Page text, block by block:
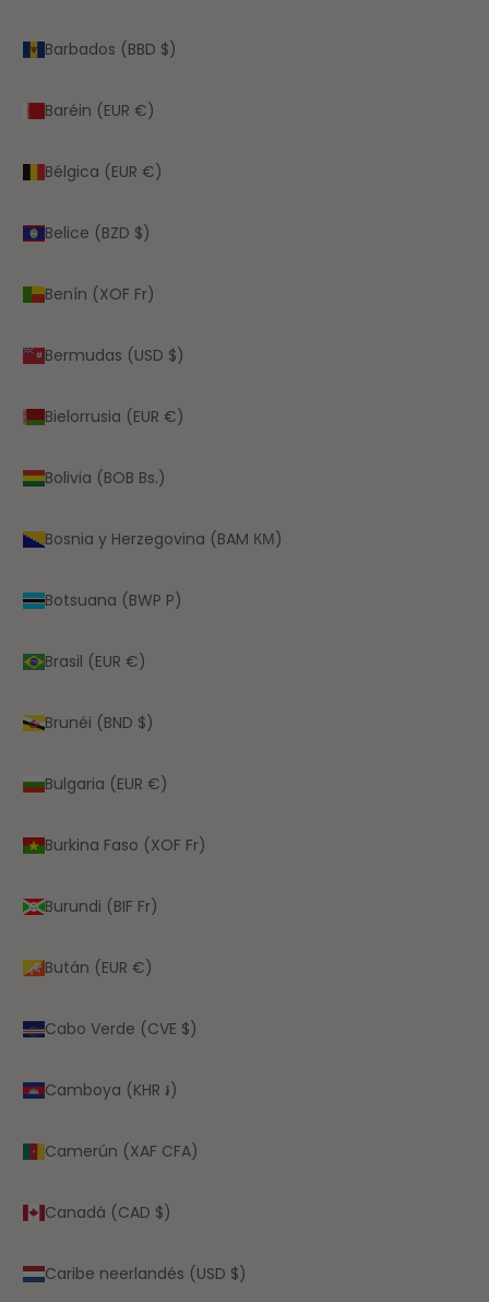
Barbados (BBD $)
Baréin (EUR €)
Bélgica (EUR €)
Belice (BZD $)
Benín (XOF Fr)
Bermudas (USD $)
Bielorrusia (EUR €)
Bolivia (BOB Bs.)
Bosnia y Herzegovina (BAM КМ)
Botsuana (BWP P)
Brasil (EUR €)
Brunéi (BND $)
Bulgaria (EUR €)
Burkina Faso (XOF Fr)
Burundi (BIF Fr)
Bután (EUR €)
Cabo Verde (CVE $)
Camboya (KHR ៛)
Camerún (XAF CFA)
Canadá (CAD $)
Caribe neerlandés (USD $)